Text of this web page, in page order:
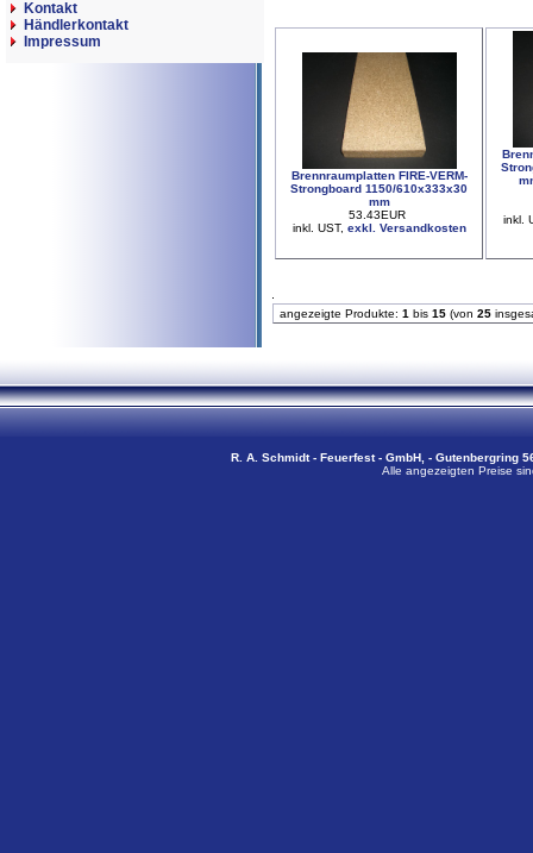
Kontakt
Händlerkontakt
Impressum
Brennraumplatten FIRE-VERM-
Strongboard 1150/610x333x30
mm
53.43EUR
inkl. UST, exkl. Versandkosten
inkl.
angezeigte Produkte: 1 bis 15 (von 25
R. A. Schmidt - Feuerfest - GmbH, - Gutenbergring
Alle angezeigten Preise